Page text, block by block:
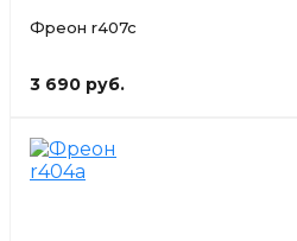
Фреон r407c
3 690 руб.